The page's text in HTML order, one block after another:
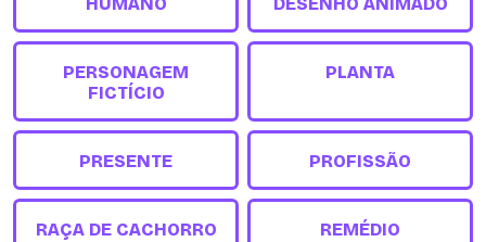
PERSONAGEM
FICTÍCIO
PLANTA
PRESENTE PROFISSÃO
RAÇA DE CACHORRO REMÉDIO